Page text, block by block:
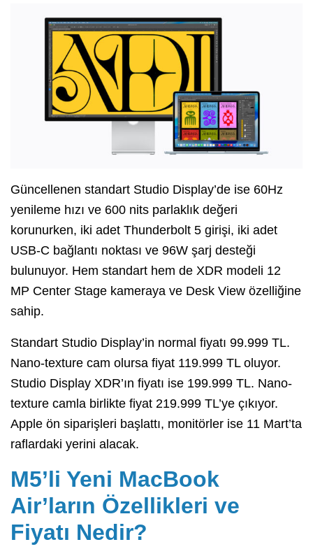
Güncellenen standart Studio Display’de ise 60Hz
yenileme hızı ve 600 nits parlaklık değeri
korunurken, iki adet Thunderbolt 5 girişi, iki adet
USB-C bağlantı noktası ve 96W şarj desteği
bulunuyor. Hem standart hem de XDR modeli 12
MP Center Stage kameraya ve Desk View özelliğine
sahip.
Standart Studio Display’in normal fiyatı 99.999 TL.
Nano-texture cam olursa fiyat 119.999 TL oluyor.
Studio Display XDR’ın fiyatı ise 199.999 TL. Nano-
texture camla birlikte fiyat 219.999 TL’ye çıkıyor.
Apple ön siparişleri başlattı, monitörler ise 11 Mart’ta
raflardaki yerini alacak.
M5’li Yeni MacBook
Air’ların Özellikleri ve
Fiyatı Nedir?